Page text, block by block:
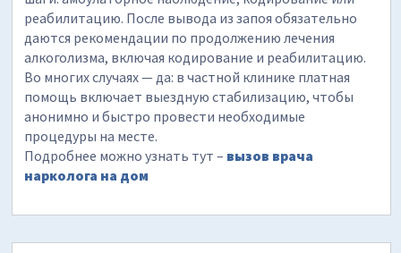
реабилитацию. После вывода из запоя обязательно
даются рекомендации по продолжению лечения
алкоголизма, включая кодирование и реабилитацию.
Во многих случаях — да: в частной клинике платная
помощь включает выездную стабилизацию, чтобы
анонимно и быстро провести необходимые
процедуры на месте.
Подробнее можно узнать тут – вызов врача
нарколога на дом